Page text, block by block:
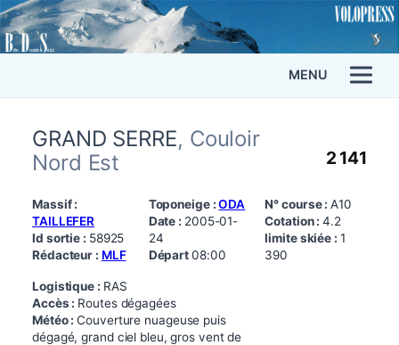
MENU
GRAND SERRE, Couloir
Nord Est
2 141
Massif :
TAILLEFER
Id sortie : 58925
Rédacteur : MLF
Toponeige :ODA
Date : 2005-01-
24
Départ08:00
N° course :A10
Cotation :4.2
limite skiée : 1
390
Logistique : RAS
Accès : Routes dégagées
Météo :Couverture nuageuse puis
dégagé, grand ciel bleu, gros vent de